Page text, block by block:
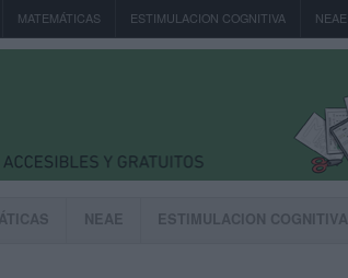
MATEMÁTICAS ESTIMULACION COGNITIVA NEAE
NEAE ESTIMULACION COGNITIVA